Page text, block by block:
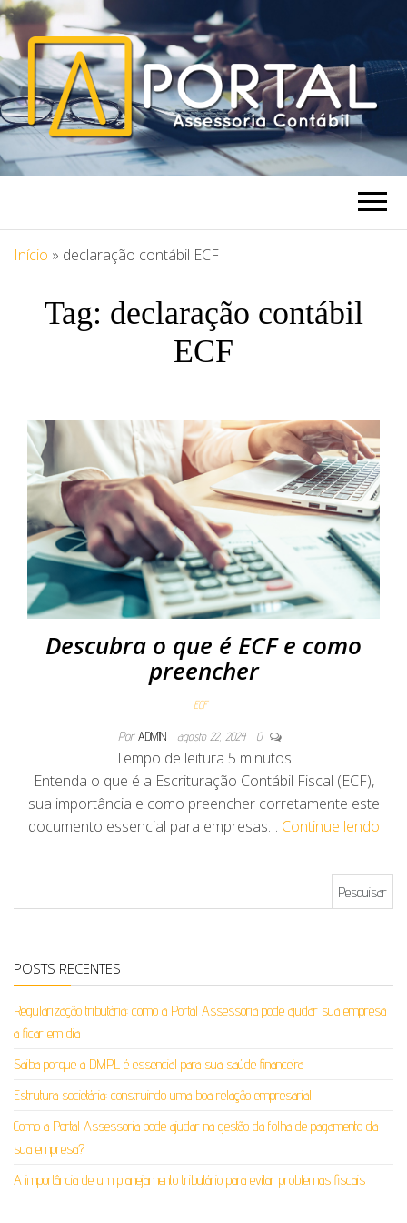
PORTAL
ASSESSORIA
Blog Portal Assessoria
Início » declaração contábil ECF
Tag: declaração contábil
ECF
Descubra o que é ECF e como
preencher
ECF
Por ADMIN agosto 22, 2024 0
Tempo de leitura 5 minutos
Entenda o que é a Escrituração Contábil Fiscal (ECF),
sua importância e como preencher corretamente este
documento essencial para empresas… Continue lendo
POSTS RECENTES
Regularização tributária: como a Portal Assessoria pode ajudar sua empresa
a ficar em dia
Saiba porque a DMPL é essencial para sua saúde financeira
Estrutura societária: construindo uma boa relação empresarial
Como a Portal Assessoria pode ajudar na gestão da folha de pagamento da
sua empresa?
A importância de um planejamento tributário para evitar problemas fiscais